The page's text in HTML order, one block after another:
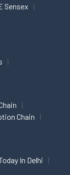
Sensex
Chain
In Delhi